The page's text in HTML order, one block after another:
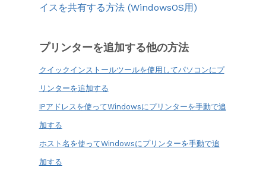
イスを共有する方法 (WindowsOS用)
プリンターを追加する他の方法
クイックインストールツールを使用してパソコンにプ
リンターを追加する
IPアドレスを使ってWindowsにプリンターを手動で追
加する
ホスト名を使ってWindowsにプリンターを手動で追
加する